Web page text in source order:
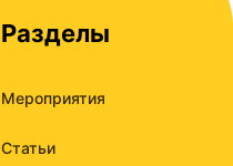
Разделы
Мероприятия
Статьи